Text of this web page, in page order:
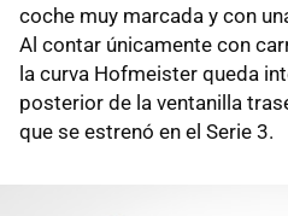
coche muy marcada y con
Al contar únicamente con
la curva Hofmeister queda
posterior de la ventanilla
que se estrenó en el Serie 3.